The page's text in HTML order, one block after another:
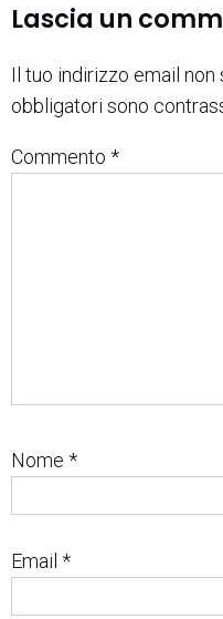
Lascia un
Il tuo indirizzo email non
obbligatori sono
Commento *
Nome *
Email *